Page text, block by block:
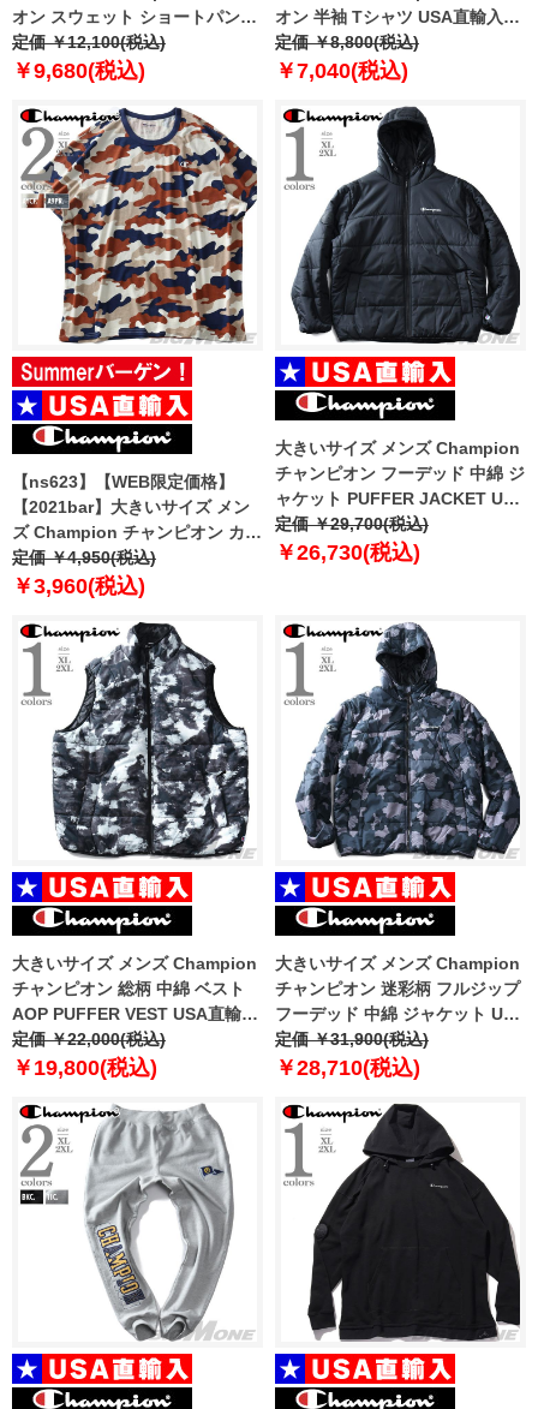
オン スウェット ショートパンツ
ハーフパンツ ショーツ USA直輸
入 897124-586t4b
定価 ￥12,100(税込)
￥9,680(税込)
オン 半袖 Tシャツ USA直輸入
t97126-586t4b
定価 ￥8,800(税込)
￥7,040(税込)
【ns623】【WEB限定価格】
【2021bar】大きいサイズ メン
ズ Champion チャンピオン カモ
フラ柄 半袖 Tシャツ 迷彩 USA直
輸入 t8754p
定価 ￥4,950(税込)
￥3,960(税込)
大きいサイズ メンズ Champion
チャンピオン フーデッド 中綿 ジ
ャケット PUFFER JACKET USA
直輸入 v74728-003
定価 ￥29,700(税込)
￥26,730(税込)
大きいサイズ メンズ Champion
チャンピオン 総柄 中綿 ベスト
AOP PUFFER VEST USA直輸入
v4729-awqr
定価 ￥22,000(税込)
￥19,800(税込)
大きいサイズ メンズ Champion
チャンピオン 迷彩柄 フルジップ
フーデッド 中綿 ジャケット USA
直輸入 v4728p-awlm
定価 ￥31,900(税込)
￥28,710(税込)